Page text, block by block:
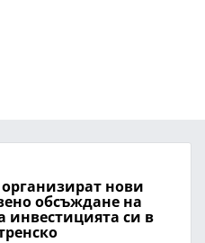
нови
обсъждане на
инвестицията си в